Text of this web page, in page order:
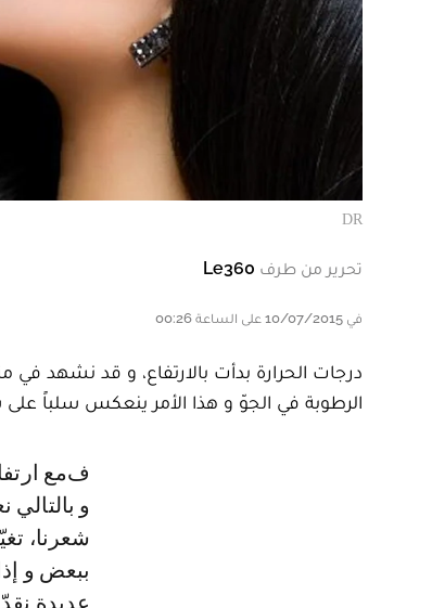
DR
تحرير من طرف Le360
في 10/07/2015 على الساعة 00:26
درجات الحرارة بدأت بالارتفاع، و قد نشهد
الرطوبة في الجوّ و هذا الأمر ينعكس سلباً
فمع ارتفاع نسبة الرطوبة، نتعرّق كثيراً و ينتج عن ذلك أنّ فروة رأسنا تصبح دهنيّة
و
شعرنا،
ببعض و
عديدة